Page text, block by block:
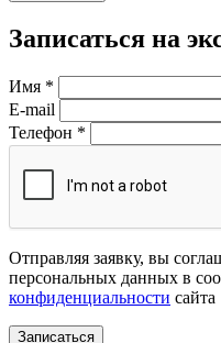
Записаться на
Имя *
E-mail
Телефон *
Отправляя заявку, вы
персональных данных в
конфиденциальности сайта